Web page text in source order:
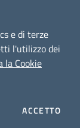
• Comune di
Powered by
e di terze
l'utilizzo dei
la Cookie
ACCETTO